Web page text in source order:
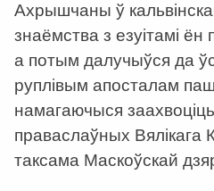
Ахрышчаны ў
знаёмства з езуітамі ён
а потым далучыўся да
руплівым апосталам
намагаючыся
праваслаўных Вялікага
таксама Маскоўскай